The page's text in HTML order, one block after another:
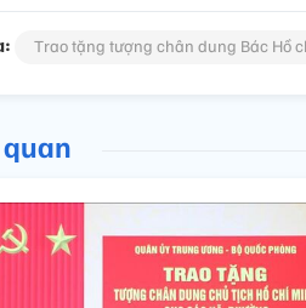
Trao tặng tượng chân dung Bác Hồ